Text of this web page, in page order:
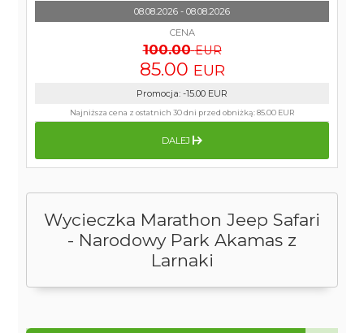
Wycieczka Marathon Jeep Safari
- Narodowy Park Akamas z
Larnaki
08.08.2026 - 08.08.2026
CENA
100.00 EUR
85.00 EUR
Promocja: -15.00 EUR
Najniższa cena z ostatnich 30 dni przed obniżką:85.00 EUR
DALEJ